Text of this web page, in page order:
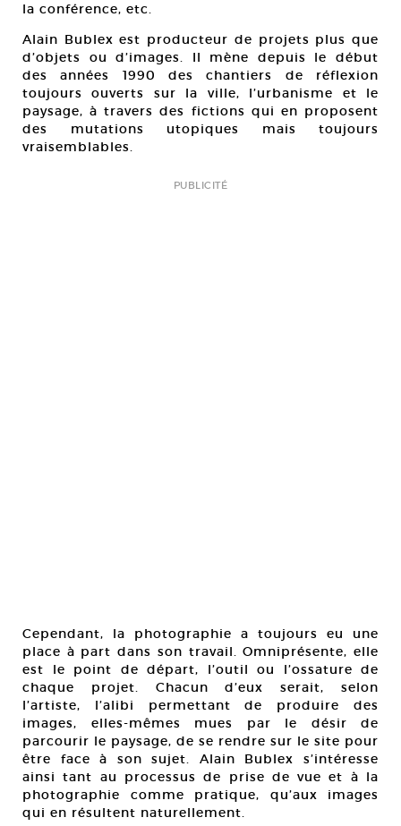
la conférence, etc.
Alain Bublex est producteur de projets plus que
d’objets ou d’images. Il mène depuis le début
des années 1990 des chantiers de réflexion
toujours ouverts sur la ville, l’urbanisme et le
paysage, à travers des fictions qui en proposent
des mutations utopiques mais toujours
vraisemblables.
PUBLICITÉ
Cependant, la photographie a toujours eu une
place à part dans son travail. Omniprésente, elle
est le point de départ, l’outil ou l’ossature de
chaque projet. Chacun d’eux serait, selon
l’artiste, l’alibi permettant de produire des
images, elles-mêmes mues par le désir de
parcourir le paysage, de se rendre sur le site pour
être face à son sujet. Alain Bublex s’intéresse
ainsi tant au processus de prise de vue et à la
photographie comme pratique, qu’aux images
qui en résultent naturellement.